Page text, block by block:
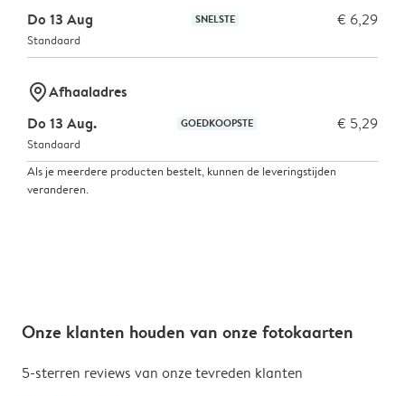
Do 13 Aug
SNELSTE € 6,29
Standaard
marker-pinAfhaaladres
Do 13 Aug.
GOEDKOOPSTE € 5,29
Standaard
Als je meerdere producten bestelt, kunnen de leveringstijden
veranderen.
Onze klanten houden van onze fotokaarten
5-sterren reviews van onze tevreden klanten